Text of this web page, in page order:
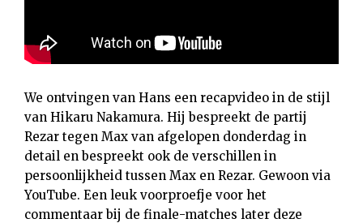
We ontvingen van Hans een recapvideo in de stijl
van Hikaru Nakamura. Hij bespreekt de partij
Rezar tegen Max van afgelopen donderdag in
detail en bespreekt ook de verschillen in
persoonlijkheid tussen Max en Rezar. Gewoon via
YouTube. Een leuk voorproefje voor het
commentaar bij de finale-matches later deze